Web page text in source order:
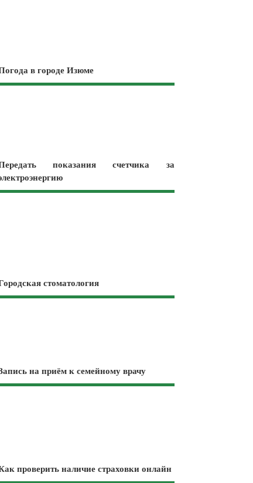
в городе Изюме
показания счетчика за
стоматология
на приём к семейному врачу
проверить наличие страховки онлайн